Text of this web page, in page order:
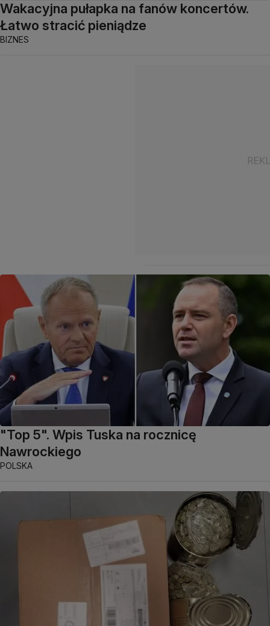
Wakacyjna pułapka na fanów koncertów.
Łatwo stracić pieniądze
BIZNES
"Top 5". Wpis Tuska na rocznicę
Nawrockiego
POLSKA